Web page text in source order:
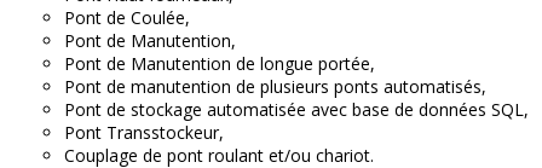
Pont de Coulée,
Pont de Manutention,
Pont de Manutention de longue portée,
Pont de manutention de plusieurs ponts automatisés,
Pont de stockage automatisée avec base de données SQL,
Pont Transstockeur,
Couplage de pont roulant et/ou chariot.